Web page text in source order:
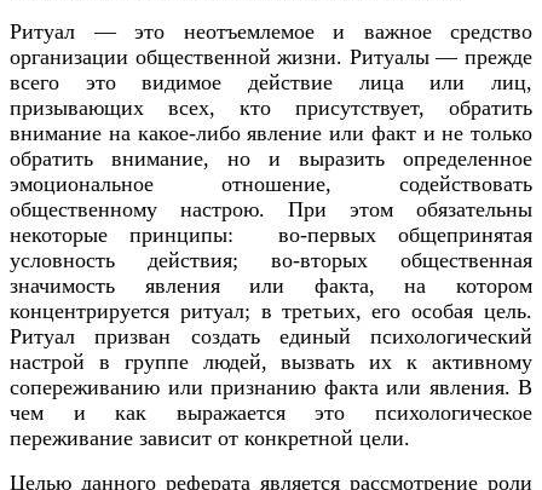
Ритуал — это неотъемлемое и важное средство
организации общественной жизни. Ритуалы — прежде
всего это видимое действие лица или лиц,
призывающих всех, кто присутствует, обратить
внимание на какое-либо явление или факт и не только
обратить внимание, но и выразить определенное
эмоциональное отношение, содействовать
общественному настрою. При этом обязательны
некоторые принципы: во-первых общепринятая
условность действия; во-вторых общественная
значимость явления или факта, на котором
концентрируется ритуал; в третьих, его особая цель.
Ритуал призван создать единый психологический
настрой в группе людей, вызвать их к активному
сопереживанию или признанию факта или явления. В
чем и как выражается это психологическое
переживание зависит от конкретной цели.
Целью данного реферата является рассмотрение роли